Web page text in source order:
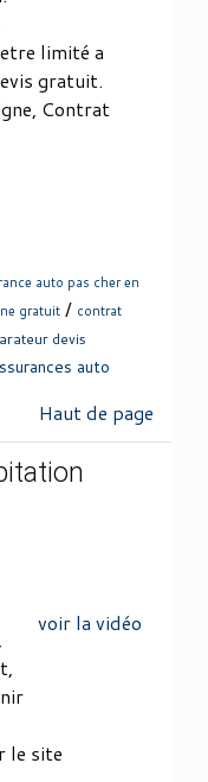
limité a
gratuit.
Contrat
auto pas cher en
gratuit / contrat
devis
auto
Haut de page
voir la vidéo
le site